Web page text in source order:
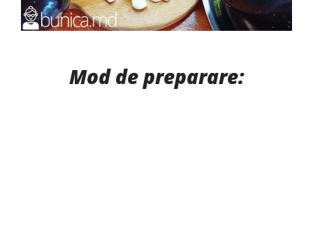
Mod de preparare: